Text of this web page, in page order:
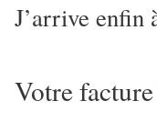
J’arrive enfin
Votre